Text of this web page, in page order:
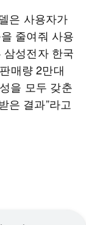
은 사용자가
줄여줘 사용
성전자 한국
매량 2만대
을 모두 갖춘
은 결과”라고